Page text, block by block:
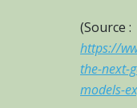
(Source :
https://
the-next-
models-